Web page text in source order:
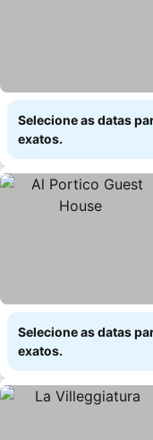
Selecione as datas
exatos.
Selecione as datas
exatos.